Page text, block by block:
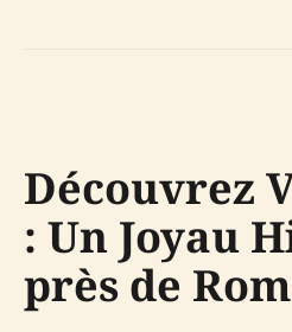
Découvrez
: Un Joyau
près de